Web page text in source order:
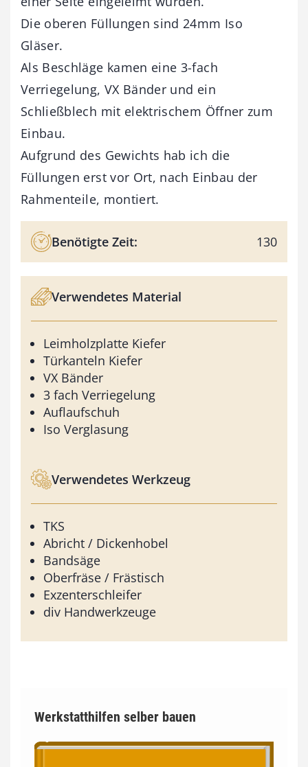
Die oberen Füllungen sind 24mm Iso
Gläser.
Als Beschläge kamen eine 3-fach
Verriegelung, VX Bänder und ein
Schließblech mit elektrischem Öffner zum
Einbau.
Aufgrund des Gewichts hab ich die
Füllungen erst vor Ort, nach Einbau der
Rahmenteile, montiert.
Benötigte Zeit: 130
Verwendetes Material
Leimholzplatte Kiefer
Türkanteln Kiefer
VX Bänder
3 fach Verriegelung
Auflaufschuh
Iso Verglasung
Verwendetes Werkzeug
TKS
Abricht / Dickenhobel
Bandsäge
Oberfräse / Frästisch
Exzenterschleifer
div Handwerkzeuge
Werkstatthilfen selber bauen